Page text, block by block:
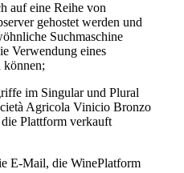
auf eine Reihe von
gehostet werden und
Suchmaschine
Verwendung eines
können;
im Singular und Plural
Agricola Vinicio Bronzo
Plattform verkauft
E-Mail, die WinePlatform